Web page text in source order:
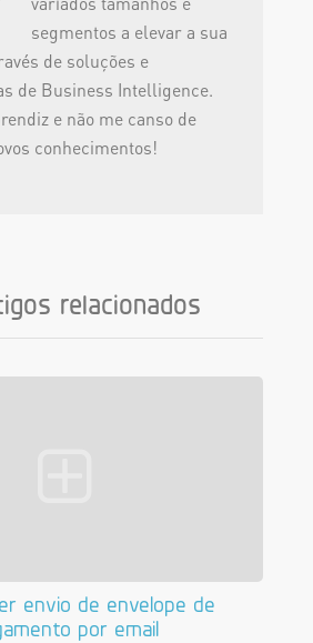
variados tamanhos e
segmentos a elevar a sua
de soluções e
de Business Intelligence.
e não me canso de
conhecimentos!
relacionados
envio de envelope de
por email